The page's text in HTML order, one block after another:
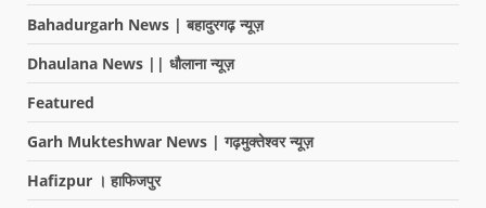
Bahadurgarh News | बहादुरगढ़ न्यूज़
Dhaulana News || धौलाना न्यूज़
Featured
Garh Mukteshwar News | गढ़मुक्तेश्वर न्यूज़
Hafizpur । हाफिजपुर